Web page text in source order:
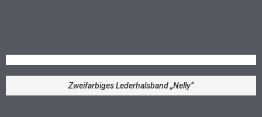
Zweifarbiges Lederhalsband „Nelly“